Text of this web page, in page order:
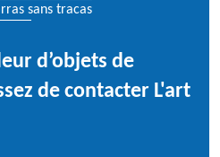
sans tracas
d’objets de
de contacter L'art